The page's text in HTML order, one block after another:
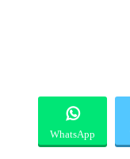
WhatsApp